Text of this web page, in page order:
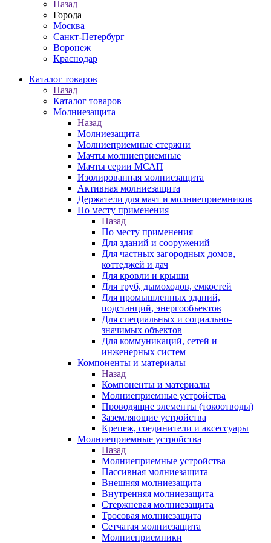
Назад
Города
Москва
Санкт-Петербург
Воронеж
Краснодар
Каталог товаров
Назад
Каталог товаров
Молниезащита
Назад
Молниезащита
Молниеприемные стержни
Мачты молниеприемные
Мачты серии МСАП
Изолированная молниезащита
Активная молниезащита
Держатели для мачт и молниеприемников
По месту применения
Назад
По месту применения
Для зданий и сооружений
Для частных загородных домов,
коттеджей и дач
Для кровли и крыши
Для труб, дымоходов, емкостей
Для промышленных зданий,
подстанций, энергообъектов
Для специальных и социально-
значимых объектов
Для коммуникаций, сетей и
инженерных систем
Компоненты и материалы
Назад
Компоненты и материалы
Молниеприемные устройства
Проводящие элементы (токоотводы)
Заземляющие устройства
Крепеж, соединители и аксессуары
Молниеприемные устройства
Назад
Молниеприемные устройства
Пассивная молниезащита
Внешняя молниезащита
Внутренняя молниезащита
Стержневая молниезащита
Тросовая молниезащита
Сетчатая молниезащита
Молниеприемники